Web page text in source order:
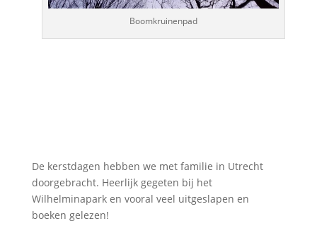
Boomkruinenpad
De kerstdagen hebben we met familie in Utrecht
doorgebracht. Heerlijk gegeten bij het
Wilhelminapark en vooral veel uitgeslapen en
boeken gelezen!